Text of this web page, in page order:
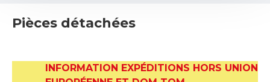
Pièces détachées
INFORMATION EXPÉDITIONS HORS UNION